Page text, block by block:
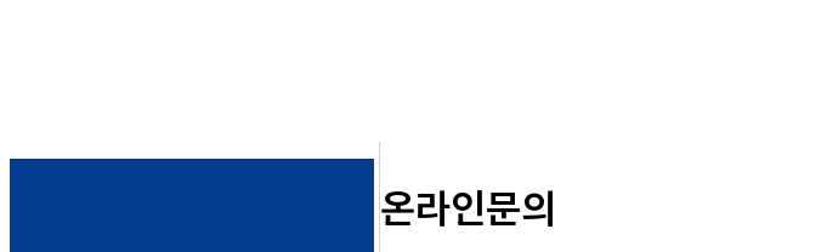
온라인문의